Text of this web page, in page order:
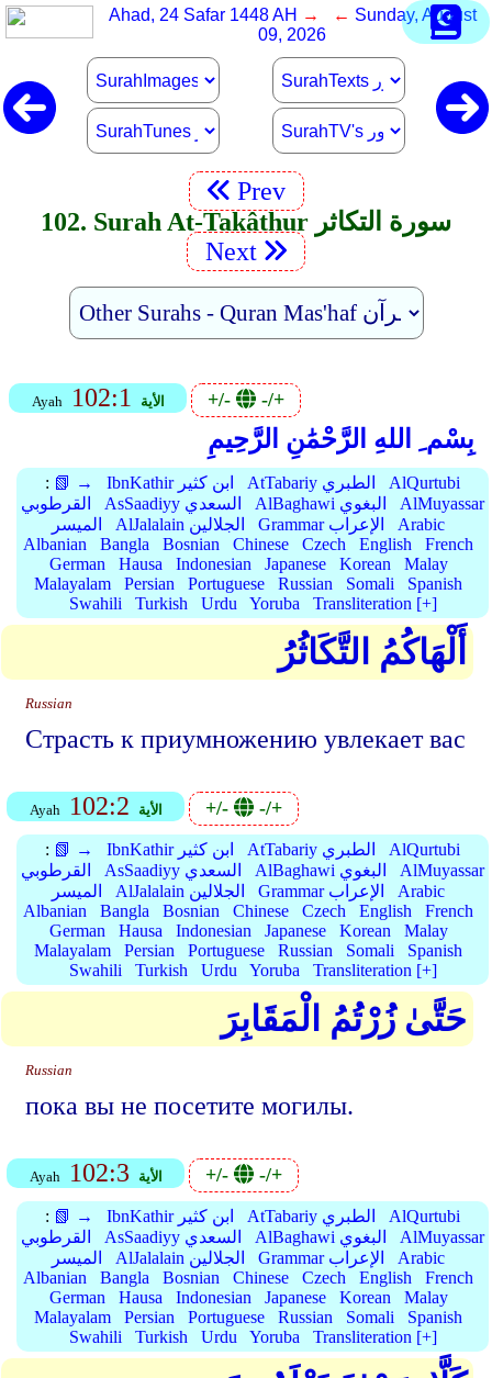
Ahad, 24 Safar 1448 AH → ← Sunday, August
09, 2026
Prev
102. Surah At-Takâthur سورة التكاثر
Next
Ayah 102:1 الأية +/- -/+
بِسْم ِ اللهِ الرَّحْمَٰنِ الرَّحِيمِ
: 📗 → IbnKathir ابن كثير AtTabariy الطبري
AlQurtubi
القرطوبي
AsSaadiyy السعدي AlBaghawi البغوي
AlMuyassar
الميسر
AlJalalain الجلالين Grammar الإعراب
Arabic
Albanian
Bangla Bosnian Chinese Czech English
French
German
Hausa Indonesian Japanese Korean
Malay
Malayalam
Persian Portuguese Russian Somali
Spanish
Swahili
Turkish Urdu Yoruba Transliteration [+]
أَلْهَاكُمُ التَّكَاثُرُ
Russian
Страсть к приумножению увлекает вас
Ayah 102:2 الأية +/- -/+
: 📗 → IbnKathir ابن كثير AtTabariy الطبري
AlQurtubi
القرطوبي
AsSaadiyy السعدي AlBaghawi البغوي
AlMuyassar
الميسر
AlJalalain الجلالين Grammar الإعراب
Arabic
Albanian
Bangla Bosnian Chinese Czech English
French
German
Hausa Indonesian Japanese Korean
Malay
Malayalam
Persian Portuguese Russian Somali
Spanish
Swahili
Turkish Urdu Yoruba Transliteration [+]
حَتَّىٰ زُرْتُمُ الْمَقَابِرَ
Russian
пока вы не посетите могилы.
Ayah 102:3 الأية +/- -/+
: 📗 → IbnKathir ابن كثير AtTabariy الطبري
AlQurtubi
القرطوبي
AsSaadiyy السعدي AlBaghawi البغوي
AlMuyassar
الميسر
AlJalalain الجلالين Grammar الإعراب
Arabic
Albanian
Bangla Bosnian Chinese Czech English
French
German
Hausa Indonesian Japanese Korean
Malay
Malayalam
Persian Portuguese Russian Somali
Spanish
Swahili
Turkish Urdu Yoruba Transliteration [+]